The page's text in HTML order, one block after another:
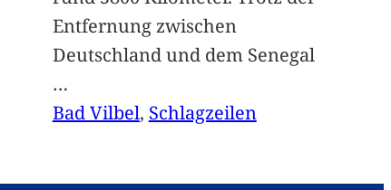
Entfernung zwischen
Deutschland und dem Senegal
…
Bad Vilbel, Schlagzeilen